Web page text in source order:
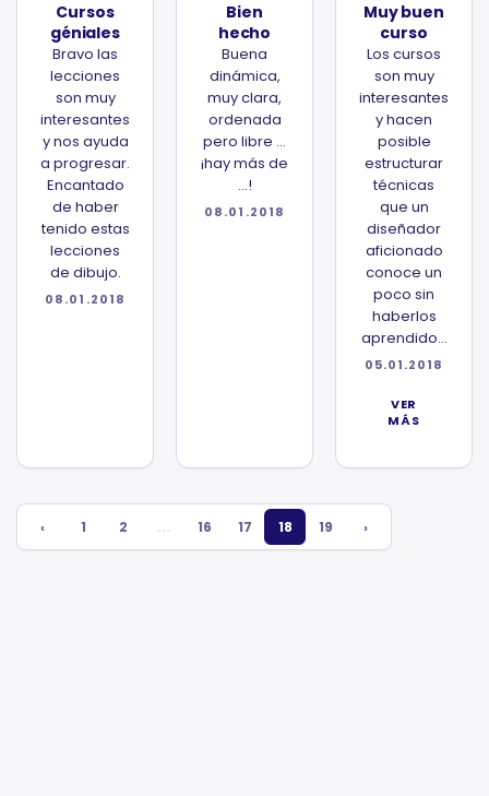
Cursos
géniales
Bravo las
lecciones
son muy
interesantes
y nos ayuda
a progresar.
Encantado
de haber
tenido estas
lecciones
de dibujo.
08.01.2018
Bien
hecho
Buena
dinámica,
muy clara,
ordenada
pero libre ...
¡hay más de
...!
08.01.2018
Muy buen
curso
Los cursos
son muy
interesantes
y hacen
posible
estructurar
técnicas
que un
diseñador
aficionado
conoce un
poco sin
haberlos
aprendido...
05.01.2018
VER
MÁS
‹ 1 2 ... 16 17 18 19 ›